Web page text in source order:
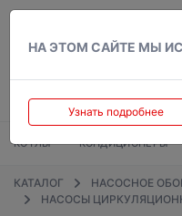
НА ЭТОМ САЙТЕ МЫ
Узнать подробнее
КОТЛЫ КОНДИЦИОНЕРЫ
КАТАЛОГ
НАСОСНОЕ
НАСОСЫ